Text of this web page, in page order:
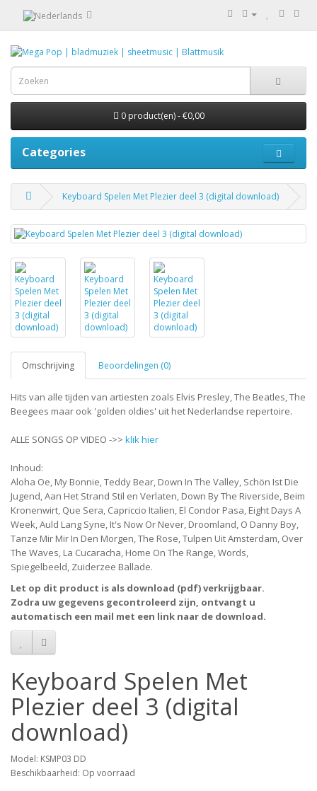
0 product(en) - €0,00
Categories
Keyboard Spelen Met Plezier deel 3 (digital download)
Omschrijving Beoordelingen (0)
Hits van alle tijden van artiesten zoals Elvis Presley, The Beatles, The
Beegees maar ook 'golden oldies' uit het Nederlandse repertoire.
ALLE SONGS OP VIDEO ->> klik hier
Inhoud:
Aloha Oe, My Bonnie, Teddy Bear, Down In The Valley, Schön Ist Die
Jugend, Aan Het Strand Stil en Verlaten, Down By The Riverside, Beim
Kronenwirt, Que Sera, Capriccio Italien, El Condor Pasa, Eight Days A
Week, Auld Lang Syne, It's Now Or Never, Droomland, O Danny Boy,
Tanze Mir Mir In Den Morgen, The Rose, Tulpen Uit Amsterdam, Over
The Waves, La Cucaracha, Home On The Range, Words,
Spiegelbeeld, Zuiderzee Ballade.
Let op dit product is als download (pdf) verkrijgbaar.
Zodra uw gegevens gecontroleerd zijn, ontvangt u
automatisch een mail met een link naar de download.
Keyboard Spelen Met
Plezier deel 3 (digital
download)
Model: KSMP03 DD
Beschikbaarheid: Op voorraad